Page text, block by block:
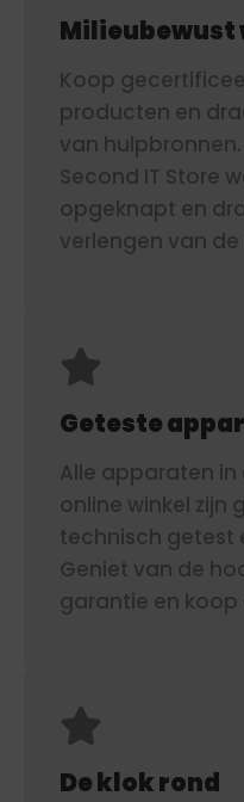
Milieubewust
Koop
producten en
van
Second IT Store
opgeknapt en
verlengen van
Geteste
Alle apparaten in
online winkel zijn
technisch getest
Geniet van de
garantie en koop
De klok rond